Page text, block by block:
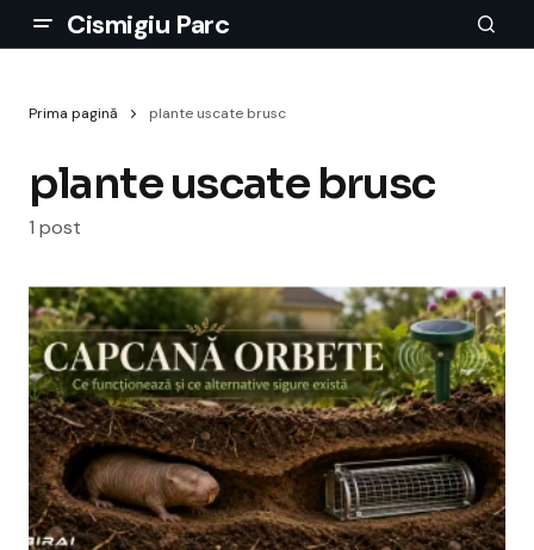
Cismigiu Parc
Prima pagină plante uscate brusc
plante uscate brusc
1 post